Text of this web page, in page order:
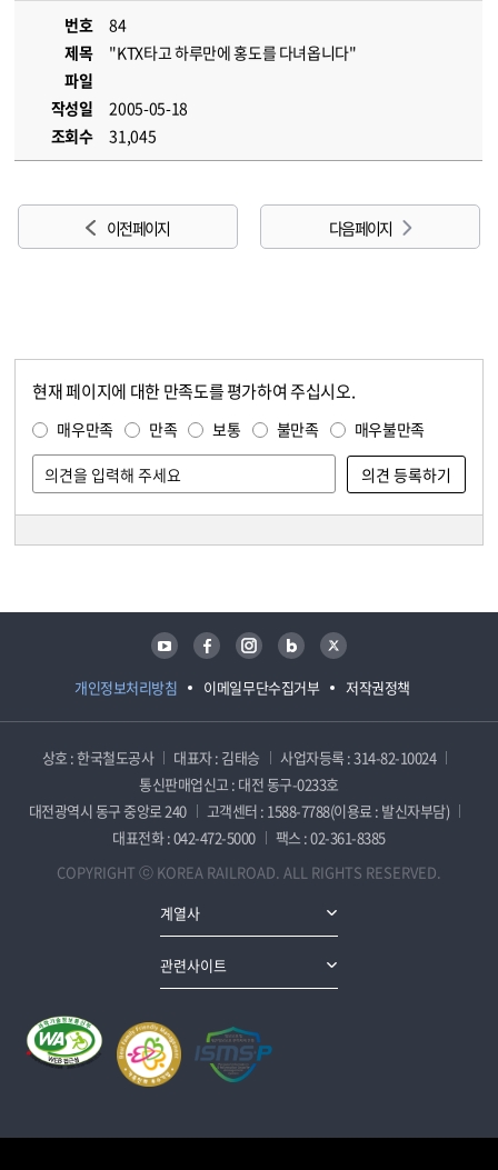
번호
84
제목
"KTX타고 하루만에 홍도를 다녀옵니다"
파일
작성일
2005-05-18
조회수
31,045
이전 페이지 다음 페이지
현재 페이지에 대한 만족도를 평가하여 주십시오.
매우만족 만족 보통 불만족 매우불만족
개인정보처리방침 이메일무단수집거부 저작권정책
유튜브 페이스북 인스타그램 블로그 트위터
상호 : 한국철도공사 대표자 : 김태승
사업자등록 : 314-82-10024
통신판매업신고 : 대전 동구-0233호
대전광역시 동구 중앙로 240
고객센터 : 1588-7788(이용료 : 발신자부담)
대표전화 : 042-472-5000
팩스 : 02-361-8385
COPYRIGHT ⓒ KOREA RAILROAD. ALL RIGHTS RESERVED.
계열사
관련사이트